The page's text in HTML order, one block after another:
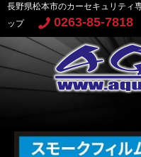
長野県松本市のカーセキュリティ
ップ
0263-85-7818